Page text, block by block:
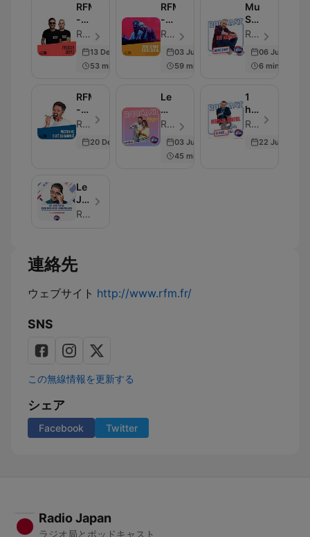
RFM
-
Fridayboyz
RFM - エピソード 191
13 Dec 2024
53 min
RFM
-
RFM
SOMNII
Radio
Show
RFM - エピソード 85
03 Jun 2022
59 min
Music
Story
:
secrets
des
cultes
RFM - エピソード 100
06 Jul 2026
6 min
RFM
-
Nilton
Café
RFM - エピソード 50
20 Dec 2019
Le
Meilleur
des
Réveils
l'intégrale
RFM - エピソード 100
03 Jul 2026
45 min
1
heure
avec...
RFM - エピソード 100
22 Jun 2026
Le
Journal
desRFM
連絡先
ウェブサイト http://www.rfm.fr/
SNS
この無線情報を更新する
シェア
Facebook Twitter
Radio Japan
ラジオ局とポッドキャスト